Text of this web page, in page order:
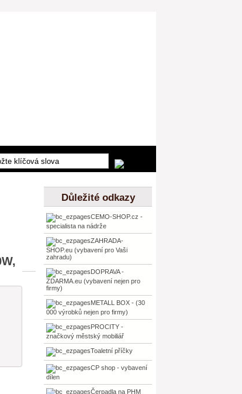
Důležité odkazy
CEMO-SHOP.cz -
specialista na nádrže
ZAHRADA-
SHOP.eu (vybavení pro Vaši
zahradu)
DOPRAVA -
ZDARMA.eu (vybavení nejen pro
firmy)
METALL BOX - (30
000 výrobků nejen pro firmy)
PROCITY -
značkový městský mobiliář
Toaletní příčky
CP shop - vybavení
dílen
Čerpadla na PHM